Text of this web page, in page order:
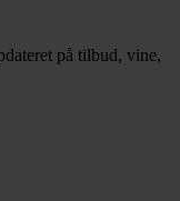
på tilbud, vine,